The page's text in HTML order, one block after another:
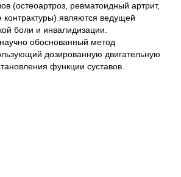
(остеоартроз, ревматоидный артрит,
контрактуры) являются ведущей
боли и инвалидизации.
обоснованный метод
дозированную двигательную
функции суставов.